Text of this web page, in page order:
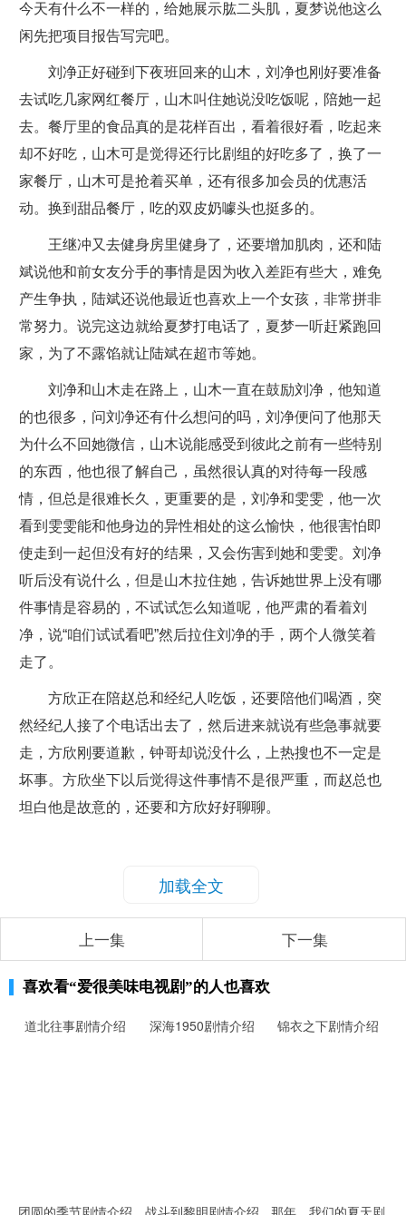
今天有什么不一样的，给她展示肱二头肌，夏梦说他这么
闲先把项目报告写完吧。
刘净正好碰到下夜班回来的山木，刘净也刚好要准备
去试吃几家网红餐厅，山木叫住她说没吃饭呢，陪她一起
去。餐厅里的食品真的是花样百出，看着很好看，吃起来
却不好吃，山木可是觉得还行比剧组的好吃多了，换了一
家餐厅，山木可是抢着买单，还有很多加会员的优惠活
动。换到甜品餐厅，吃的双皮奶噱头也挺多的。
王继冲又去健身房里健身了，还要增加肌肉，还和陆
斌说他和前女友分手的事情是因为收入差距有些大，难免
产生争执，陆斌还说他最近也喜欢上一个女孩，非常拼非
常努力。说完这边就给夏梦打电话了，夏梦一听赶紧跑回
家，为了不露馅就让陆斌在超市等她。
刘净和山木走在路上，山木一直在鼓励刘净，他知道
的也很多，问刘净还有什么想问的吗，刘净便问了他那天
为什么不回她微信，山木说能感受到彼此之前有一些特别
的东西，他也很了解自己，虽然很认真的对待每一段感
情，但总是很难长久，更重要的是，刘净和雯雯，他一次
看到雯雯能和他身边的异性相处的这么愉快，他很害怕即
使走到一起但没有好的结果，又会伤害到她和雯雯。刘净
听后没有说什么，但是山木拉住她，告诉她世界上没有哪
件事情是容易的，不试试怎么知道呢，他严肃的看着刘
净，说“咱们试试看吧”然后拉住刘净的手，两个人微笑着
走了。
方欣正在陪赵总和经纪人吃饭，还要陪他们喝酒，突
然经纪人接了个电话出去了，然后进来就说有些急事就要
走，方欣刚要道歉，钟哥却说没什么，上热搜也不一定是
坏事。方欣坐下以后觉得这件事情不是很严重，而赵总也
坦白他是故意的，还要和方欣好好聊聊。
加载全文
上一集 下一集
喜欢看“爱很美味电视剧”的人也喜欢
道北往事剧情介绍 深海1950剧情介绍 锦衣之下剧情介绍
团圆的季节剧情介绍 战斗到黎明剧情介绍 那年，我们的夏天剧